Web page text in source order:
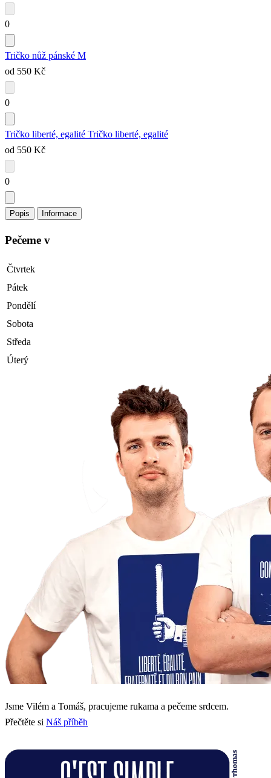
0
Tričko nůž pánské M
od 550 Kč
0
Tričko liberté, egalité Tričko liberté, egalité
od 550 Kč
0
Popis Informace
Pečeme v
Čtvrtek
Pátek
Pondělí
Sobota
Středa
Úterý
Jsme Vilém a Tomáš, pracujeme rukama a pečeme srdcem.
Přečtěte si Náš příběh